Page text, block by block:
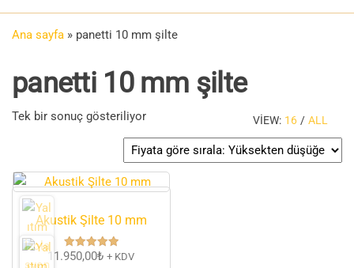
Ana sayfa » panetti 10 mm şilte
panetti 10 mm şilte
VIEW: 16 / ALL
Tek bir sonuç gösteriliyor
Akustik Şilte 10 mm
5 üzerinden
11.950,00₺ + KDV